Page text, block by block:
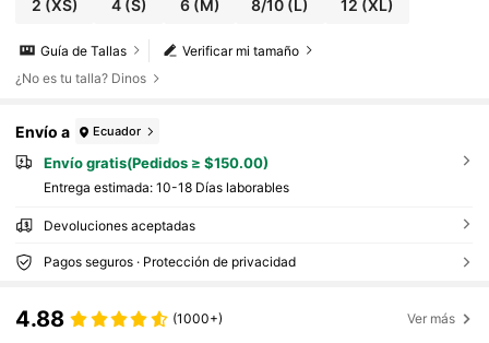
2 (XS) 4(S) 6(M) 8/10 (L) 12 (XL)
Verificar mi tamaño
Guía de Tallas
¿No es tu talla? Dinos
Envío a Ecuador
Envío gratis(Pedidos ≥ $150.00)
Entrega estimada: 10-18 Días laborables
Devoluciones aceptadas
Pagos seguros · Protección de privacidad
4.88 (1000+) Ver más